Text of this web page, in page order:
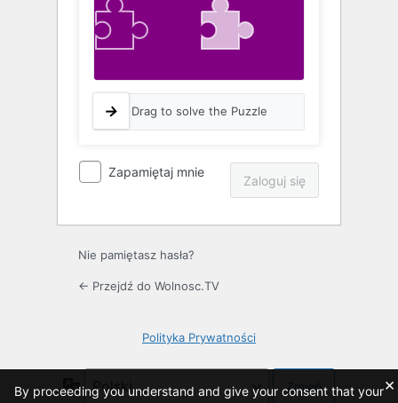
Drag to solve the Puzzle
Zapamiętaj mnie
Nie pamiętasz hasła?
← Przejdź do Wolnosc.TV
Polityka Prywatności
Język
By proceeding you understand and give your consent that your×